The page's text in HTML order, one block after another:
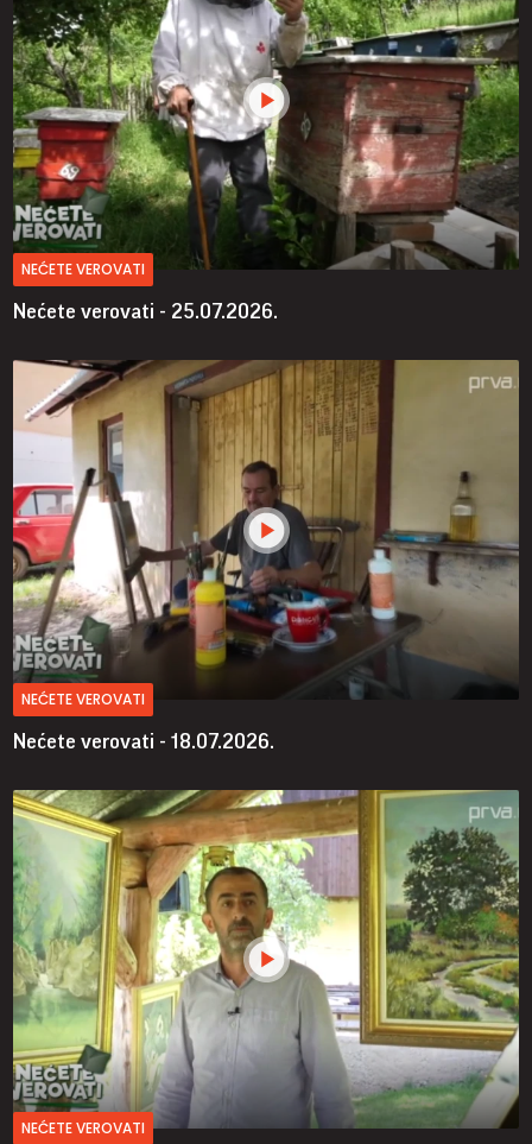
NEĆETE VEROVATI
Nećete verovati - 25.07.2026.
NEĆETE VEROVATI
Nećete verovati - 18.07.2026.
NEĆETE VEROVATI